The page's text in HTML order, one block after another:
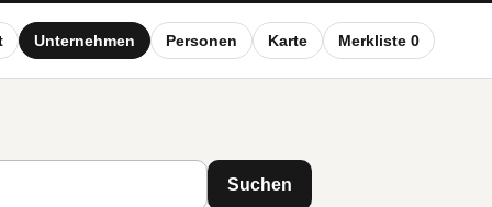
Unternehmen Personen Karte Merkliste 0
Suchen